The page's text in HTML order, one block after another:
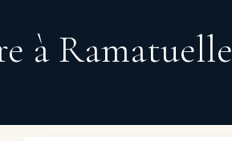
à Ramatuelle